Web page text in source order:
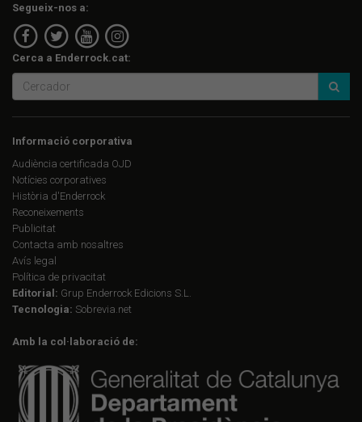
Segueix-nos a:
Cerca a Enderrock.cat:
Informació corporativa
Audiència certificada OJD
Notícies corporatives
Història d'Enderrock
Reconeixements
Publicitat
Contacta amb nosaltres
Avís legal
Política de privacitat
Editorial: Grup Enderrock Edicions S.L.
Tecnologia: Sobrevia.net
Amb la col·laboració de: